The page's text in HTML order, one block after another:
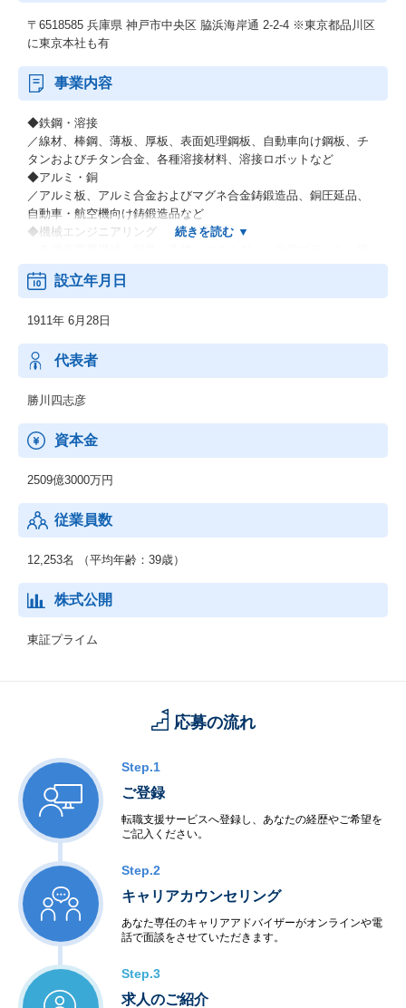
〒6518585 兵庫県 神戸市中央区 脇浜海岸通 2-2-4 ※東京都品川区
に東京本社も有
事業内容
◆鉄鋼・溶接
／線材、棒鋼、薄板、厚板、表面処理鋼板、自動車向け鋼板、チ
タンおよびチタン合金、各種溶接材料、溶接ロボットなど
◆アルミ・銅
／アルミ板、アルミ合金およびマグネ合金鋳鍛造品、銅圧延品、
自動車・航空機向け鋳鍛造品など
◆機械エンジニアリング
子力関連機器、環境プラントなどの各種エンジニアリング業など
◆電力（電力卸供給事業）
／新鉄源ビジネス、液晶用ターゲット材料、超伝導磁石・線材な
ど
設立年月日
1911年 6月28日
代表者
勝川四志彦
資本金
2509億3000万円
従業員数
12,253名 （平均年齢：39歳）
株式公開
東証プライム
応募の流れ
Step.1
ご登録
転職支援サービスへ登録し、あなたの経歴やご希望を
ご記入ください。
Step.2
キャリアカウンセリング
あなた専任のキャリアアドバイザーがオンラインや電
話で面談をさせていただきます。
Step.3
求人のご紹介